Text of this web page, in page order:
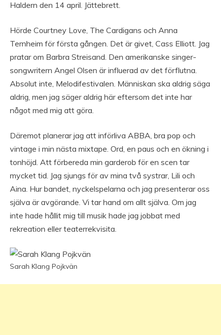
Haldern den 14 april. Jättebrett.
Hörde Courtney Love, The Cardigans och Anna
Ternheim för första gången. Det är givet, Cass Elliott. Jag
pratar om Barbra Streisand. Den amerikanske singer-
songwritern Angel Olsen är influerad av det förflutna.
Absolut inte, Melodifestivalen. Människan ska aldrig säga
aldrig, men jag säger aldrig här eftersom det inte har
något med mig att göra.
Däremot planerar jag att införliva ABBA, bra pop och
vintage i min nästa mixtape. Ord, en paus och en ökning i
tonhöjd. Att förbereda min garderob för en scen tar
mycket tid. Jag sjungs för av mina två systrar, Lili och
Aina. Hur bandet, nyckelspelarna och jag presenterar oss
själva är avgörande. Vi tar hand om allt själva. Om jag
inte hade hållit mig till musik hade jag jobbat med
rekreation eller teaterrekvisita.
Sarah Klang Pojkvän